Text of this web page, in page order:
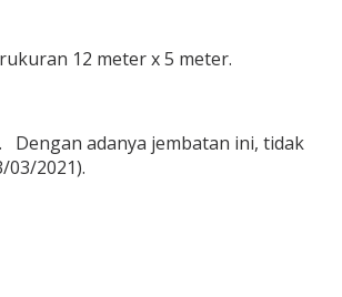
12 meter x 5 meter.
Dengan adanya jembatan ini, tidak
03/2021).